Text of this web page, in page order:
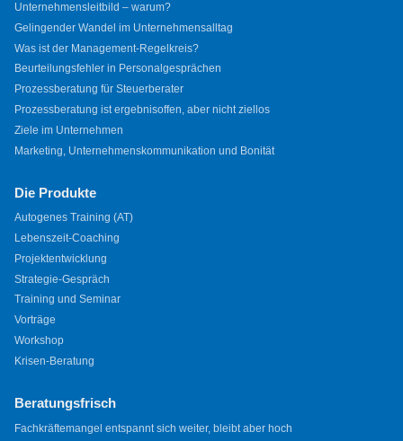
Unternehmensleitbild – warum?
Gelingender Wandel im Unternehmensalltag
Was ist der Management-Regelkreis?
Beurteilungsfehler in Personalgesprächen
Prozessberatung für Steuerberater
Prozessberatung ist ergebnisoffen, aber nicht ziellos
Ziele im Unternehmen
Marketing, Unternehmenskommunikation und Bonität
Die Produkte
Autogenes Training (AT)
Lebenszeit-Coaching
Projektentwicklung
Strategie-Gespräch
Training und Seminar
Vorträge
Workshop
Krisen-Beratung
Beratungsfrisch
Fachkräftemangel entspannt sich weiter, bleibt aber hoch